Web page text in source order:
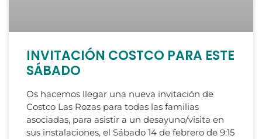
INVITACIÓN COSTCO PARA ESTE
SÁBADO
Os hacemos llegar una nueva invitación de
Costco Las Rozas para todas las familias
asociadas, para asistir a un desayuno/visita en
sus instalaciones, el Sábado 14 de febrero de 9:15